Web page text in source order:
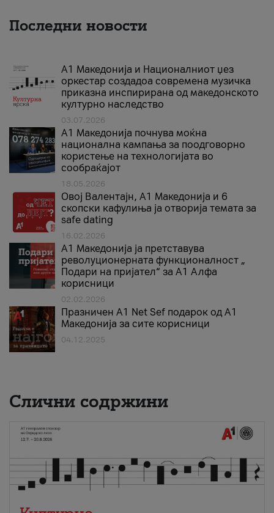
Последни новости
А1 Македонија и Националниот џез
оркестар создадоа современа музичка
приказна инспирирана од македонското
културно наследство
03.07.2026
A1 Македонија почнува моќна
национална кампања за поодговорно
користење на технологијата во
сообраќајот
18.05.2026
Овој Валентајн, A1 Македонија и 6
скопски кафулиња ја отворија темата за
safe dating
16.02.2026
А1 Македонија ја претставува
револуционерната функционалност „
Подари на пријател“ за А1 Алфа
корисници
02.02.2026
Празничен A1 Net Sеf подарок од А1
Македонија за сите корисници
04.12.2025
Слични содржини